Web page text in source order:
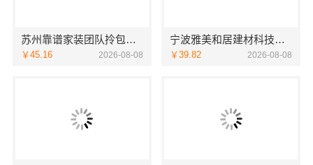
苏州靠谱家装团队拎包入住，苏州百年豪庭新材料
￥45.16 2026-08-08
宁波雅美和居建材科技有限公司：宁波奉化家装装修线下门店地址
￥39.82 2026-08-08